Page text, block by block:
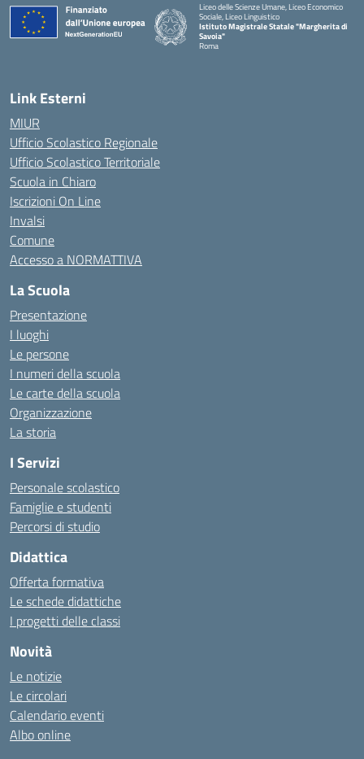
Liceo delle Scienze Umane, Liceo Economico
Sociale, Liceo Linguistico
Istituto Magistrale Statale "Margherita di
Savoia"
Roma
Link Esterni
MIUR
Ufficio Scolastico Regionale
Ufficio Scolastico Territoriale
Scuola in Chiaro
Iscrizioni On Line
Invalsi
Comune
Accesso a NORMATTIVA
La Scuola
Presentazione
I luoghi
Le persone
I numeri della scuola
Le carte della scuola
Organizzazione
La storia
I Servizi
Personale scolastico
Famiglie e studenti
Percorsi di studio
Didattica
Offerta formativa
Le schede didattiche
I progetti delle classi
Novità
Le notizie
Le circolari
Calendario eventi
Albo online